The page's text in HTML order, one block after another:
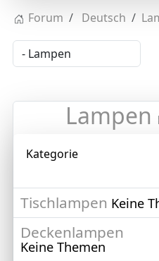
Forum Deutsch
Lampen
Kategorie
Tischlampen Keine
Deckenlampen
Keine Themen